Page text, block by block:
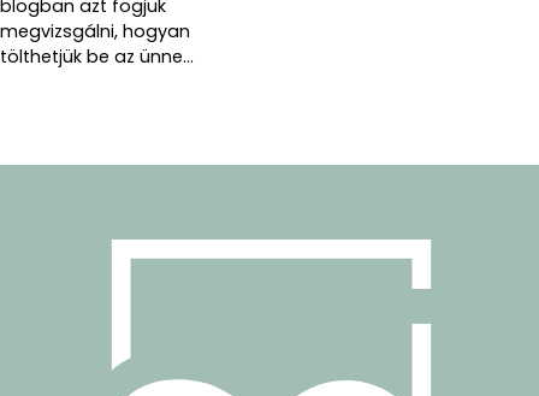
blogban azt fogjuk
megvizsgálni, hogyan
tölthetjük be az ünne...